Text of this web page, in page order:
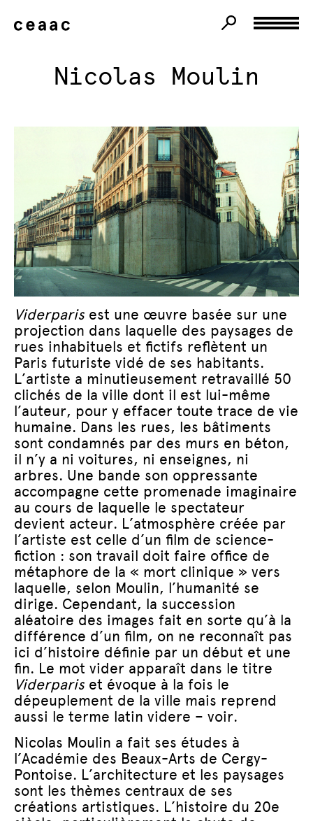
Nicolas Moulin
Viderparisest une œuvre basée sur une
projection dans laquelle des paysages de
rues inhabituels et fictifs reflètent un
Paris futuriste vidé de ses habitants.
L’artiste a minutieusement retravaillé 50
clichés de la ville dont il est lui-même
l’auteur, pour y effacer toute trace de vie
humaine. Dans les rues, les bâtiments
sont condamnés par des murs en béton,
il n’y a ni voitures, ni enseignes, ni
arbres. Une bande son oppressante
accompagne cette promenade imaginaire
au cours de laquelle le spectateur
devient acteur. L’atmosphère créée par
l’artiste est celle d’un film de science-
fiction : son travail doit faire office de
métaphore de la « mort clinique » vers
laquelle, selon Moulin, l’humanité se
dirige. Cependant, la succession
aléatoire des images fait en sorte qu’à la
différence d’un film, on ne reconnaît pas
ici d’histoire définie par un début et une
fin. Le mot vider apparaît dans le titre
Viderpariset évoque à la fois le
dépeuplement de la ville mais reprend
aussi le terme latin videre – voir.
Nicolas Moulin a fait ses études à
l’Académie des Beaux-Arts de Cergy-
Pontoise. L’architecture et les paysages
sont les thèmes centraux de ses
créations artistiques. L’histoire du 20e